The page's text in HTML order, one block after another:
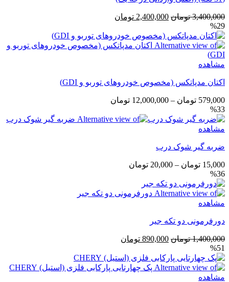
3,400,000 تومان قیمت
3,400,000 تومان
بود.
2,400,000 تومان
2,400,000 تومان
است.
%29
مشاهده
اکتان مدپاتکس (مخصوص خودروهای توربو و GDI)
579,000 تومان –
12,000,000 تومان
579,000 تومان
%33
مشاهده
ضربه گیر شوک درب
15,000 تومان –
20,000 تومان
تا
%36
مشاهده
دورفرمونی دو تکه جیر
1,400,000 تومان قیمت
1,400,000 تومان
بود.
890,000 تومان
890,000 تومان
است.
%51
مشاهده